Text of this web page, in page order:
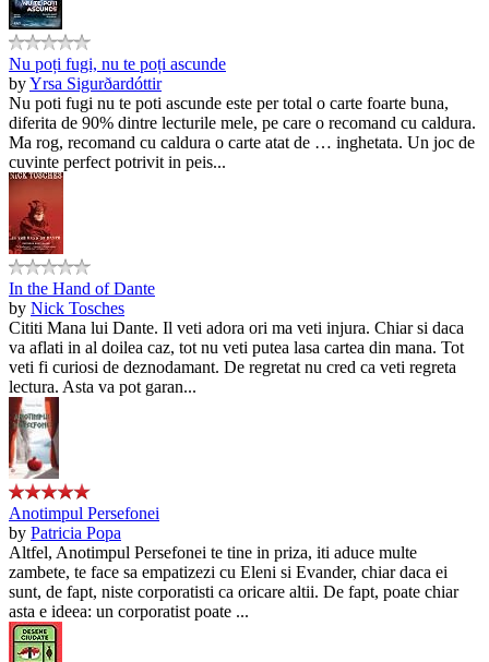
Nu poți fugi, nu te poți ascunde
byYrsa Sigurðardóttir
Nu poti fugi nu te poti ascunde este per total o carte foarte buna,
diferita de 90% dintre lecturile mele, pe care o recomand cu caldura.
Ma rog, recomand cu caldura o carte atat de … inghetata. Un joc de
cuvinte perfect potrivit in peis...
In the Hand of Dante
by Nick Tosches
Cititi Mana lui Dante. Il veti adora ori ma veti injura. Chiar si daca
va aflati in al doilea caz, tot nu veti putea lasa cartea din mana. Tot
veti fi curiosi de deznodamant. De regretat nu cred ca veti regreta
lectura. Asta va pot garan...
Anotimpul Persefonei
by Patricia Popa
Altfel, Anotimpul Persefonei te tine in priza, iti aduce multe
zambete, te face sa empatizezi cu Eleni si Evander, chiar daca ei
sunt, de fapt, niste corporatisti ca oricare altii. De fapt, poate chiar
asta e ideea: un corporatist poate ...